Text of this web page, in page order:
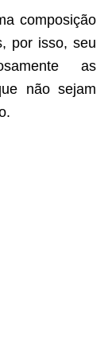
composição
por isso, seu
as
não sejam